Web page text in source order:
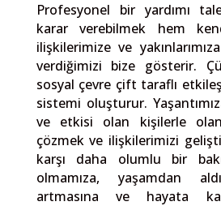
Profesyonel bir yardımı
karar verebilmek hem
ilişkilerimize ve
verdiğimizi bize gösterir.
sosyal çevre çift taraflı
sistemi oluşturur.
ve etkisi olan kişilerle
çözmek ve ilişkilerimizi
karşı daha olumlu bir
olmamıza, yaşamdan
artmasına ve hayata